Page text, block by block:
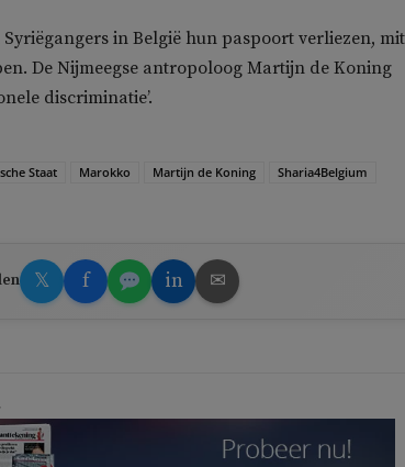
in België hun paspoort verliezen,
De Nijmeegse antropoloog Martijn de Koning
discriminatie’.
Staat Marokko Martijn de Koning
Sharia4Belgium
𝕏 f in ✉